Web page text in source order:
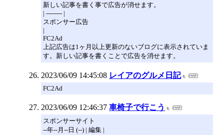
新しい記事を書く事で広告が消せます。
| -------- |
スポンサー広告
|
FC2Ad
上記広告は1ヶ月以上更新のないブログに表示されていま
す。新しい記事を書くことで広告を消せます。
2023/06/09 14:45:08 レイアのグルメ日記
FC2Ad
2023/06/09 12:46:37 車椅子で行こう
スポンサーサイト
--年--月--日 (--) | 編集 |